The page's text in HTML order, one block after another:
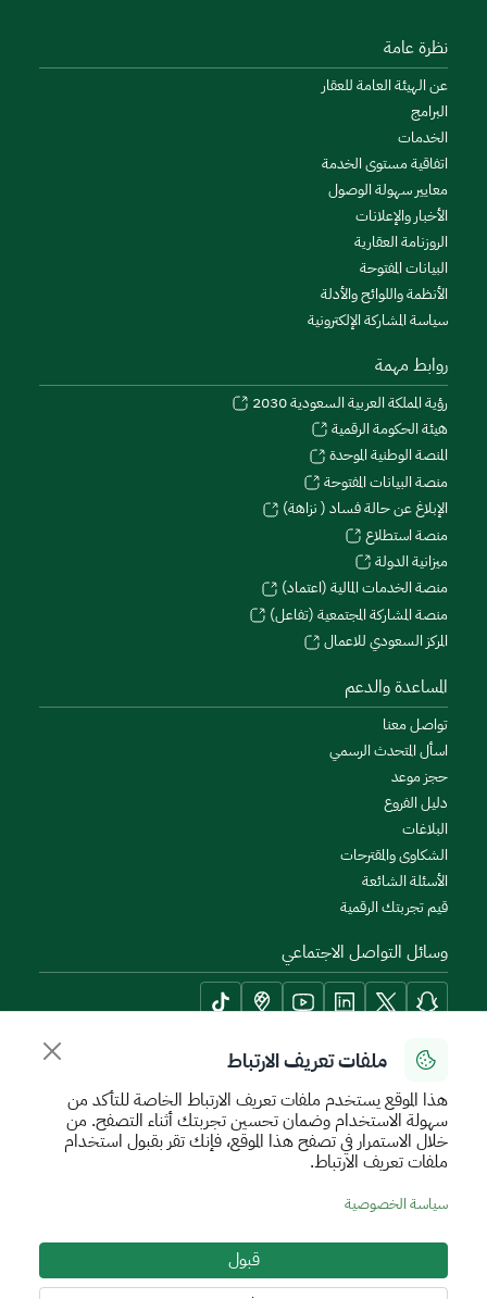
ملفات تعريف الارتباط
هذا الموقع يستخدم ملفات تعريف الارتباط الخاصة للتأكد من
سهولة الاستخدام وضمان تحسين تجربتك أثناء التصفح. من
خلال الاستمرار في تصفح هذا الموقع، فإنك تقر بقبول استخدام
ملفات تعريف الارتباط.
سياسة الخصوصية
قبول
نظرة عامة
عن الهيئة العامة للعقار
البرامج
الخدمات
اتفاقية مستوى الخدمة
معايير سهولة الوصول
الأخبار والإعلانات
الروزنامة العقارية
البيانات المفتوحة
الأنظمة واللوائح والأدلة
سياسة المشاركة الإلكترونية
روابط مهمة
رؤية المملكة العربية السعودية 2030
هيئة الحكومة الرقمية
المنصة الوطنية الموحدة
منصة البيانات المفتوحة
الإبلاغ عن حالة فساد ( نزاهة)
منصة استطلاع
ميزانية الدولة
منصة الخدمات المالية (اعتماد)
منصة المشاركة المجتمعية (تفاعل)
المركز السعودي للاعمال
المساعدة والدعم
تواصل معنا
اسأل المتحدث الرسمي
حجز موعد
دليل الفروع
البلاغات
الشكاوى والمقترحات
الأسئلة الشائعة
قيم تجربتك الرقمية
وسائل التواصل الاجتماعي
أدوات الإتاحة وامكانية الوصول
سياسة الإستخدام الآمن
جميع الحقوق محفوظة للهيئة العامة للعقار © 2026
تم تطويره وتشغيله بواسطة الهيئة العامة للعقار